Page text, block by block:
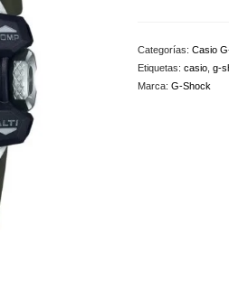
Categorías: Casio
Etiquetas: casio, g-
Marca: G-Shock